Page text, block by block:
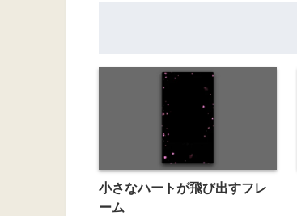
小さなハートが飛び出すフレ
ーム